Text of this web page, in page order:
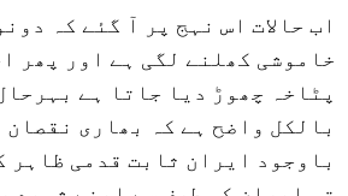
اب حالات اس نہج پر آ گئے کہ
خاموشی کھلنے لگی ہے اور پھر
پٹاخہ چھوڑ دیا جاتا ہے
بالکل واضح ہے کہ بھاری
باوجود ایران ثابت قدمی ظاہر